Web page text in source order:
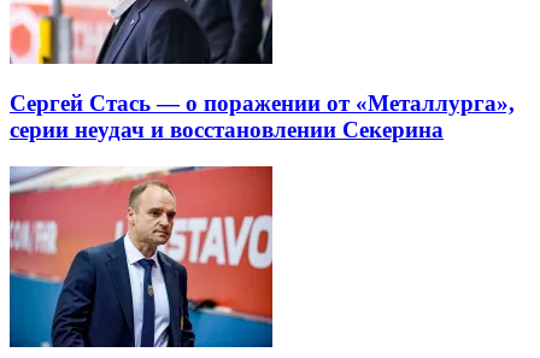
Сергей Стась — о поражении от «Металлурга»,
серии неудач и восстановлении Секерина